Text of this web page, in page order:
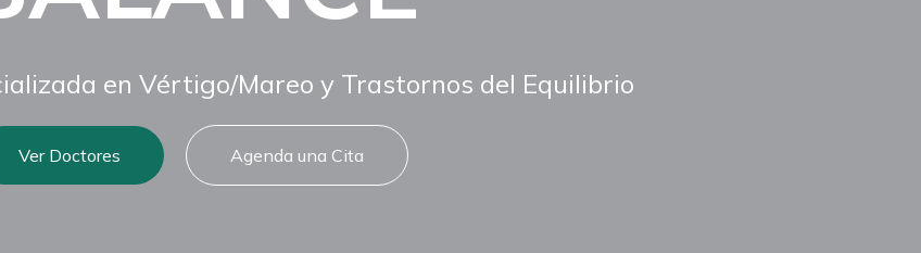
en Vértigo/Mareo y Trastornos del Equilibrio
Ver Doctores Agenda una Cita